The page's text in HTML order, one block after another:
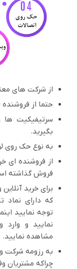
از شرکت های
حتما از
سرتیفیکیت ها
بگیرید.
به نوع حک روی
از فروشنده ای
فروش گذاشته
برای خرید
که دارای نماد
توجه نمایید
نمایید و
مشاهده نمایید.
به رزومه شرکت
چراکه مشتریان